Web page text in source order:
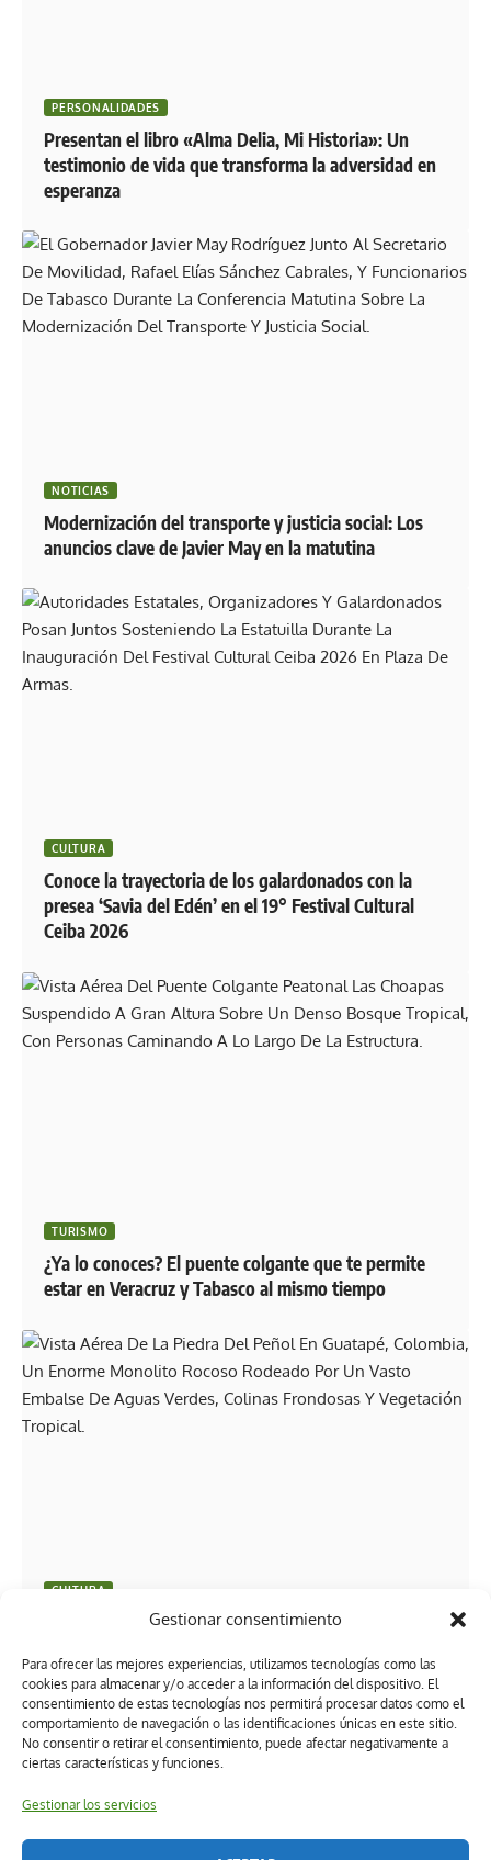
Gestionar consentimiento
Para ofrecer las mejores experiencias, utilizamos tecnologías como las
cookies para almacenar y/o acceder a la información del dispositivo. El
consentimiento de estas tecnologías nos permitirá procesar datos como el
comportamiento de navegación o las identificaciones únicas en este sitio.
No consentir o retirar el consentimiento, puede afectar negativamente a
ciertas características y funciones.
Gestionar los servicios
PERSONALIDADES
Presentan el libro «Alma Delia, Mi Historia»: Un
testimonio de vida que transforma la adversidad en
esperanza
NOTICIAS
Modernización del transporte y justicia social: Los
anuncios clave de Javier May en la matutina
CULTURA
Conoce la trayectoria de los galardonados con la
presea ‘Savia del Edén’ en el 19° Festival Cultural
Ceiba 2026
TURISMO
¿Ya lo conoces? El puente colgante que te permite
estar en Veracruz y Tabasco al mismo tiempo
CULTURA
Del Mekong a la Amazonia: 5 países del mundo que